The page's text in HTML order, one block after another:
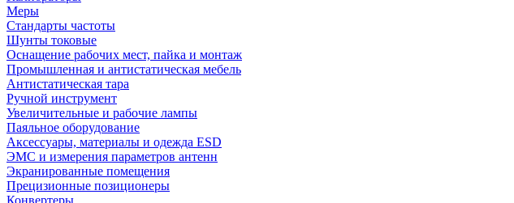
Меры
Стандарты частоты
Шунты токовые
Оснащение рабочих мест, пайка и монтаж
Промышленная и антистатическая мебель
Антистатическая тара
Ручной инструмент
Увеличительные и рабочие лампы
Паяльное оборудование
Аксессуары, материалы и одежда ESD
ЭМС и измерения параметров антенн
Экранированные помещения
Прецизионные позиционеры
Конвертеры